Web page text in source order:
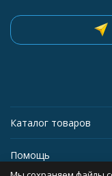
Каталог товаров
Помощь